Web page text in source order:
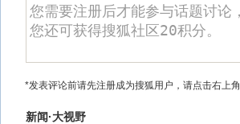
*发表评论前请先注册成为搜狐用户，请点击右上角
新闻·大视野